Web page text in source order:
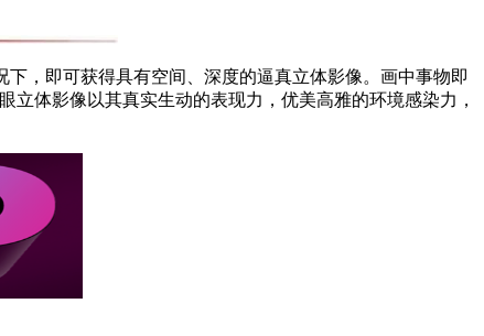
，即可获得具有空间、深度的逼真立体影像。画中事物即
体影像以其真实生动的表现力，优美高雅的环境感染力，